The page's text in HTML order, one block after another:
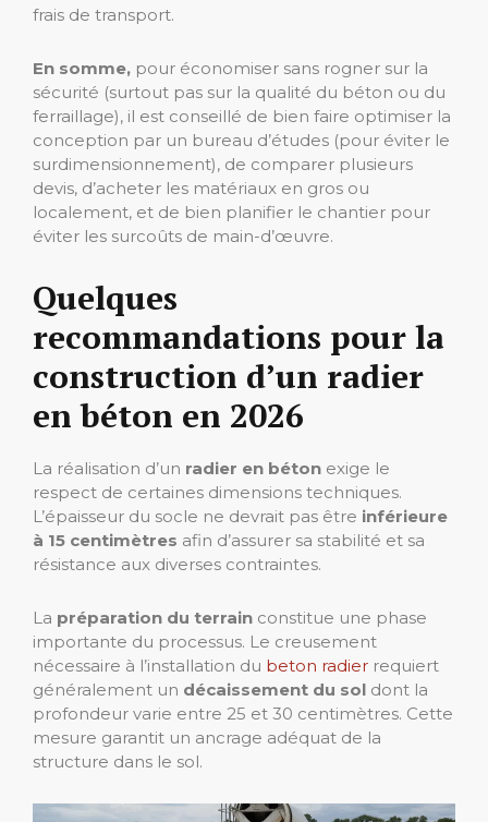
frais de transport.
En somme, pour économiser sans rogner sur la
sécurité (surtout pas sur la qualité du béton ou du
ferraillage), il est conseillé de bien faire optimiser la
conception par un bureau d’études (pour éviter le
surdimensionnement), de comparer plusieurs
devis, d’acheter les matériaux en gros ou
localement, et de bien planifier le chantier pour
éviter les surcoûts de main-d’œuvre.
Quelques
recommandations pour la
construction d’un radier
en béton en 2026
La réalisation d’un radier en béton exige le
respect de certaines dimensions techniques.
L’épaisseur du socle ne devrait pas être inférieure
à 15 centimètres afin d’assurer sa stabilité et sa
résistance aux diverses contraintes.
La préparation du terrain constitue une phase
importante du processus. Le creusement
nécessaire à l’installation du beton radier requiert
généralement un décaissement du sol dont la
profondeur varie entre 25 et 30 centimètres. Cette
mesure garantit un ancrage adéquat de la
structure dans le sol.